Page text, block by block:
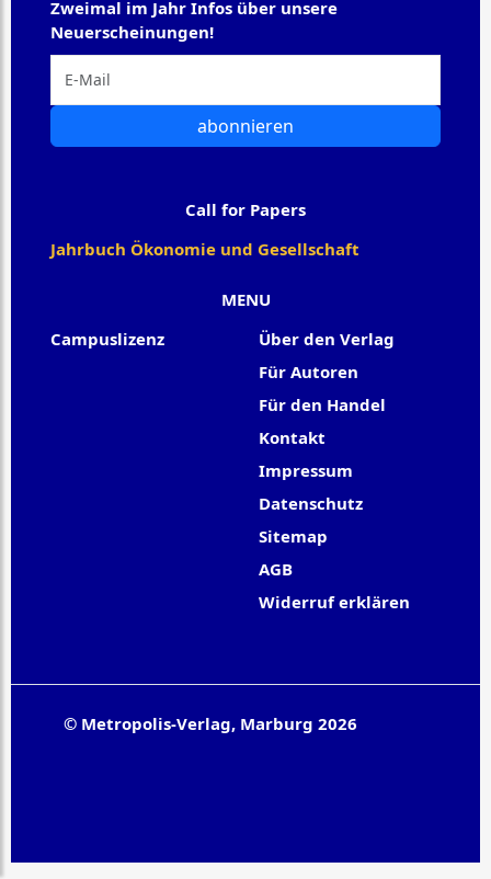
MENU
Campuslizenz
Über den Verlag
Für Autoren
Für den Handel
Kontakt
Impressum
Datenschutz
Sitemap
AGB
Widerruf erklären
Zweimal im Jahr Infos über unsere
Neuerscheinungen!
abonnieren
Call for Papers
Jahrbuch Ökonomie und Gesellschaft
© Metropolis-Verlag, Marburg 2026